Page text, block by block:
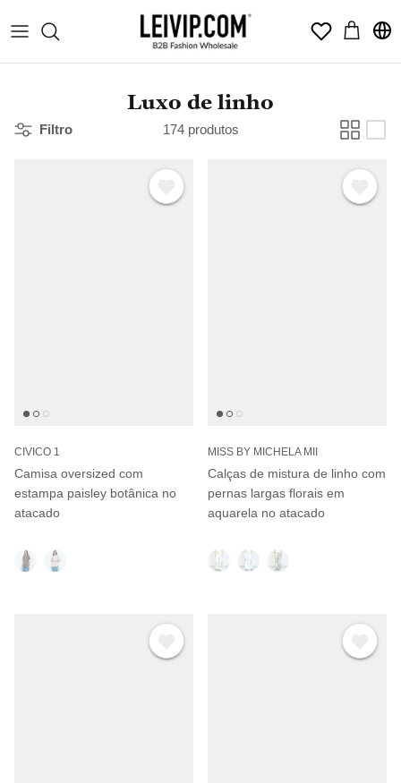
para
Wishlist
Luxo de linho
Filtro 174 produtos
CIVICO 1
Camisa oversized com
estampa paisley botânica no
atacado
MISS BY MICHELA MII
Calças de mistura de linho com
pernas largas florais em
aquarela no atacado